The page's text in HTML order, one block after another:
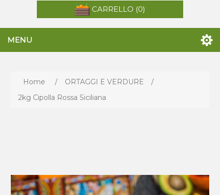
CARRELLO (0)
MENU
Home / ORTAGGI E VERDURE
/
2kg Cipolla Rossa Siciliana